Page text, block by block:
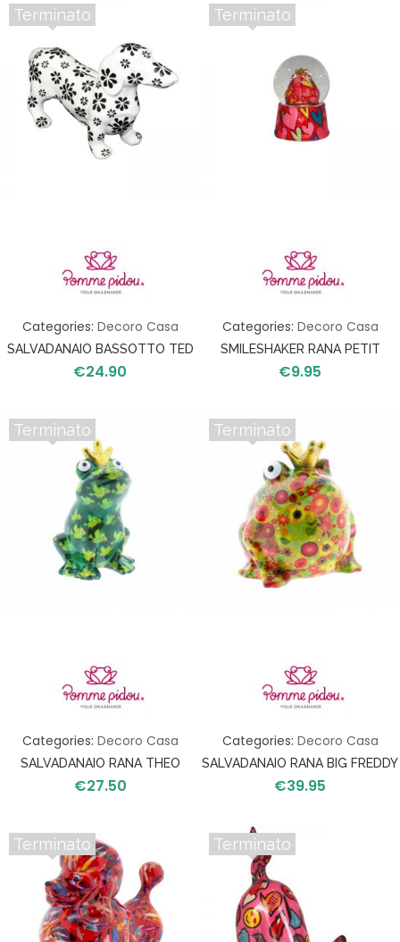
al
più
recente
Terminato
Categories: Decoro Casa
SALVADANAIO BASSOTTO TED
€24.90
Terminato
Categories: Decoro Casa
SMILESHAKER RANA PETIT
FREDDY
€9.95
Terminato
Categories: Decoro Casa
SALVADANAIO RANA THEO
€27.50
Terminato
Categories: Decoro Casa
SALVADANAIO RANA BIG FREDDY
€39.95
Terminato Terminato